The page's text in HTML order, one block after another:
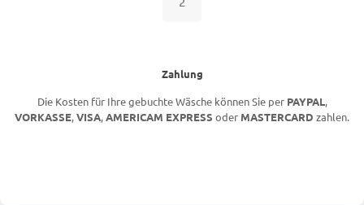
Zahlung
Die Kosten für Ihre gebuchte Wäsche können Sie per PAYPAL,
VORKASSE,VISA,AMERICAM EXPRESS oder MASTERCARD zahlen.